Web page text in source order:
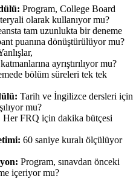
Program, College Board
olarak kullanıyor mu?
tam uzunlukta bir deneme
puanına dönüştürülüyor mu?
ayrıştırılıyor mu?
bölüm süreleri tek tek
Tarih ve İngilizce dersleri için
mu?
Her FRQ için dakika bütçesi
60 saniye kuralı ölçülüyor
Program, sınavdan önceki
içeriyor mu?